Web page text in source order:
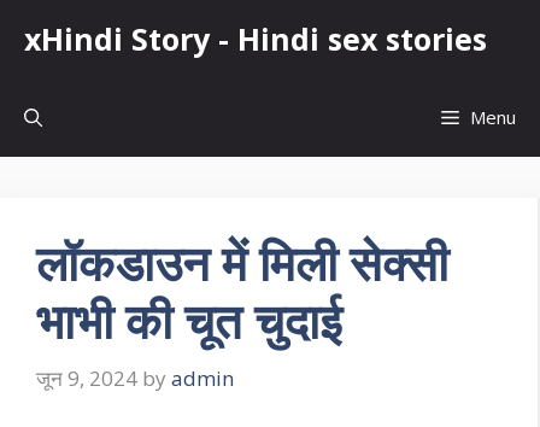
xHindi Story - Hindi sex stories
Menu
लॉकडाउन में मिली सेक्सी
भाभी की चूत चुदाई
जून 9, 2024 by admin